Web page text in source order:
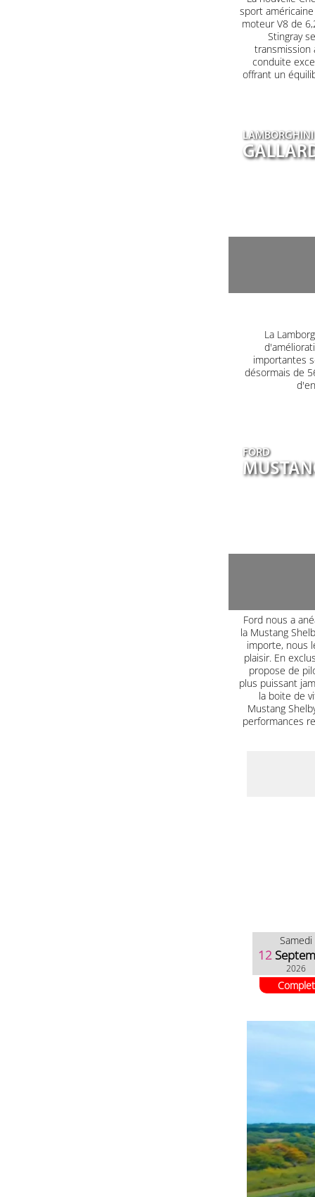
sport
moteur V8 de
Stingray
transmission
conduite
offrant un
LAMBORGHINI
La
importantes
désormais de
FORD
Ford nous a
la Mustang
importe, nous
plaisir. En
propose de
plus puissant
la boite de
Mustang
performances
Samedi
12
2026
Complet